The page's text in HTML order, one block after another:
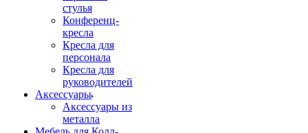
стулья
Конференц-
кресла
Кресла для
персонала
Кресла для
руководителей
Аксессуары
Аксессуары из
металла